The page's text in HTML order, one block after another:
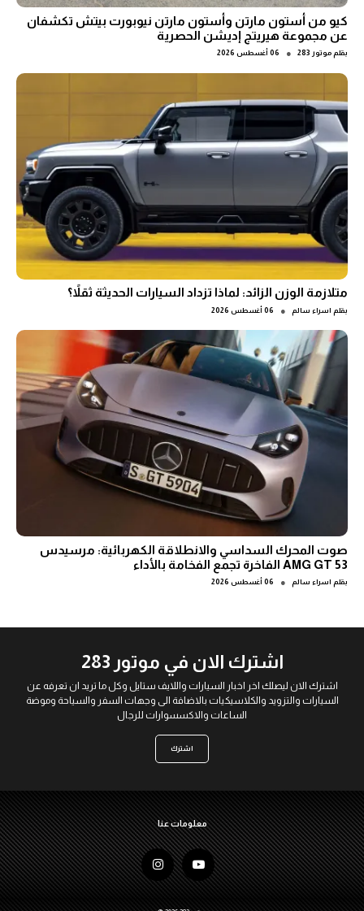
كيو من أستون مارتن وأستون مارتن نيوبورت بيتش تكشفان
عن مجموعة هيريتج إديشن الحصرية
بقلم موتور 283 ● 06 أغسطس 2026
متلازمة الوزن الزائد: لماذا تزداد السيارات الحديثة ثقلاً؟
بقلم اسراء سالم ● 06 أغسطس 2026
صوت المحرك السداسي والانطلاقة الكهربائية: مرسيدس
AMG GT 53 الفاخرة تجمع الفخامة بالأداء
بقلم اسراء سالم ● 06 أغسطس 2026
اشترك الان في موتور 283
اشترك الان ليصلك اخر اخبار السيارات واللايف ستايل وكل ما تريد ان تعرفه عن
السيارات والتزويد والكلاسيكيات بالاضافة الى وجهات السفر والسياحة وموضة
الساعات والاكسسوارات للرجال
اشترك
معلومات عنا